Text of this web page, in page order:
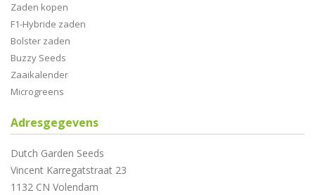
Zaden kopen
F1-Hybride zaden
Bolster zaden
Buzzy Seeds
Zaaikalender
Microgreens
Adresgegevens
Dutch Garden Seeds
Vincent Karregatstraat 23
1132 CN Volendam